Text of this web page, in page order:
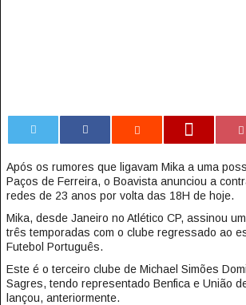
Após os rumores que ligavam Mika a uma
Paços de Ferreira, o Boavista anunciou a
redes de 23 anos por volta das 18H de hoje.
Mika, desde Janeiro no Atlético CP, assinou
três temporadas com o clube regressado ao
Futebol Português.
Este é o terceiro clube de Michael Simões
Sagres, tendo representado Benfica e União
lançou, anteriormente.